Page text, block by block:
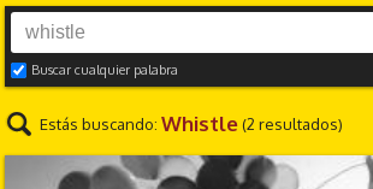
Buscar cualquier palabra
Estás buscando:Whistle(2 resultados)